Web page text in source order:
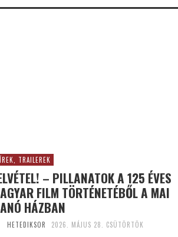
TRAILEREK
– PILLANATOK A 125 ÉVES
FILM TÖRTÉNETÉBŐL A MAI
HÁZBAN
HETEDIKSOR 2026. MÁJUS 28. CSÜTÖRTÖK